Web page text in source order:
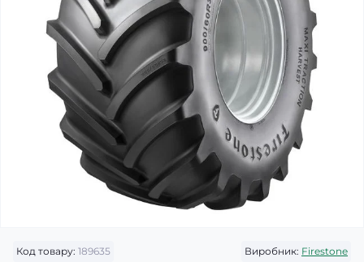
Код товару: 189635 Виробник: Firestone